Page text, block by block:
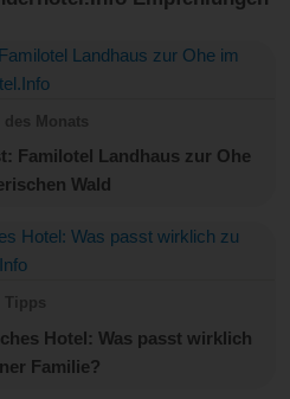
Familotel Landhaus zur Ohe
Wald
Hotel: Was passt wirklich
Familie?